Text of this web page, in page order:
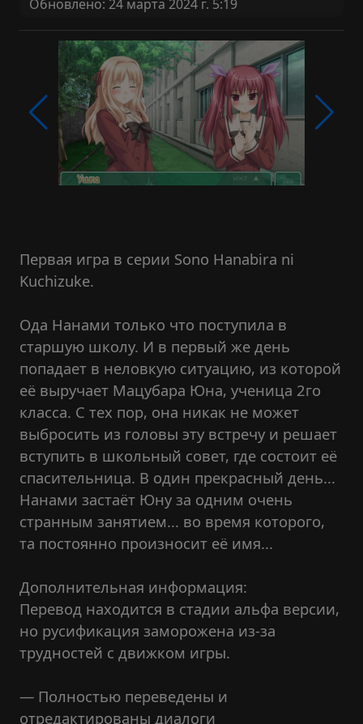
Обновлено: 24 марта 2024 г. 5:19
Первая игра в серии Sono Hanabira ni
Kuchizuke.
Ода Нанами только что поступила в
старшую школу. И в первый же день
попадает в неловкую ситуацию, из которой
её выручает Мацубара Юна, ученица 2го
класса. С тех пор, она никак не может
выбросить из головы эту встречу и решает
вступить в школьный совет, где состоит её
спасительница. В один прекрасный день...
Нанами застаёт Юну за одним очень
странным занятием... во время которого,
та постоянно произносит её имя...
Дополнительная информация:
Перевод находится в стадии альфа версии,
но русификация заморожена из-за
трудностей с движком игры.
— Полностью переведены и
отредактированы диалоги